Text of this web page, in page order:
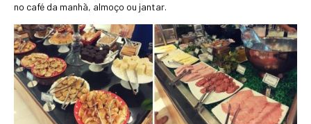
no café da manhã, almoço ou jantar.